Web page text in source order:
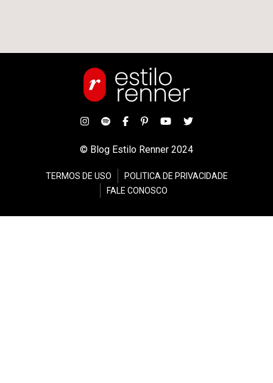
© Blog Estilo Renner 2024
TERMOS DE USO
POLITICA DE PRIVACIDADE
FALE CONOSCO